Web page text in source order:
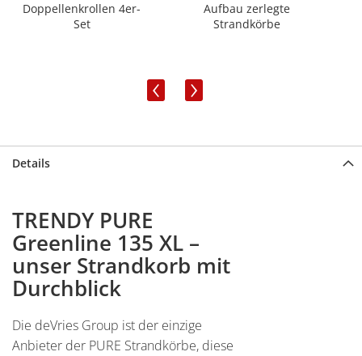
Doppellenkrollen 4er-
Set
Aufbau zerlegte
Strandkörbe
‹ ›
Details
TRENDY PURE
Greenline 135 XL –
unser Strandkorb mit
Durchblick
Die deVries Group ist der einzige
Anbieter der PURE Strandkörbe, diese